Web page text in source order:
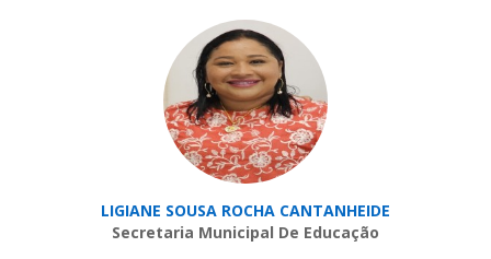
LIGIANE SOUSA ROCHA CANTANHEIDE
Secretaria Municipal De Educação